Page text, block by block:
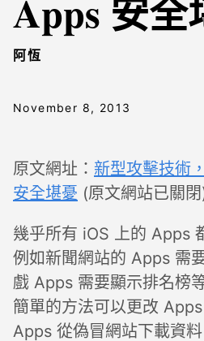
Apps 安全
阿恆
November 8, 2013
原文網址： 新型攻擊技術
安全堪憂 (原文網站已關閉
幾乎所有 iOS 上的 Apps
例如新聞網站的 Apps 需
戲 Apps 需要顯示排名榜
簡單的方法可以更改
Apps 從偽冒網站下載資